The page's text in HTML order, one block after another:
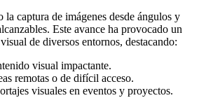
captura de imágenes desde ángulos y
Este avance ha provocado un
de diversos entornos, destacando:
visual impactante.
remotas o de difícil acceso.
visuales en eventos y proyectos.